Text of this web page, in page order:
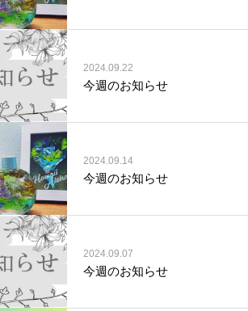
2024.09.22
今週のお知らせ
2024.09.14
今週のお知らせ
2024.09.07
今週のお知らせ